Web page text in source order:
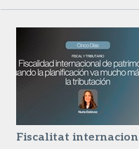
Fiscalitat